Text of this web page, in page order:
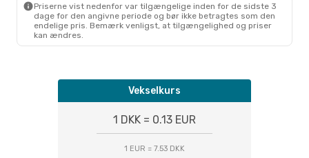
Priserne vist nedenfor var tilgængelige inden for de sidste 3
dage for den angivne periode og bør ikke betragtes som den
endelige pris. Bemærk venligst, at tilgængelighed og priser
kan ændres.
Vekselkurs
1 DKK = 0.13 EUR
1 EUR = 7.53 DKK